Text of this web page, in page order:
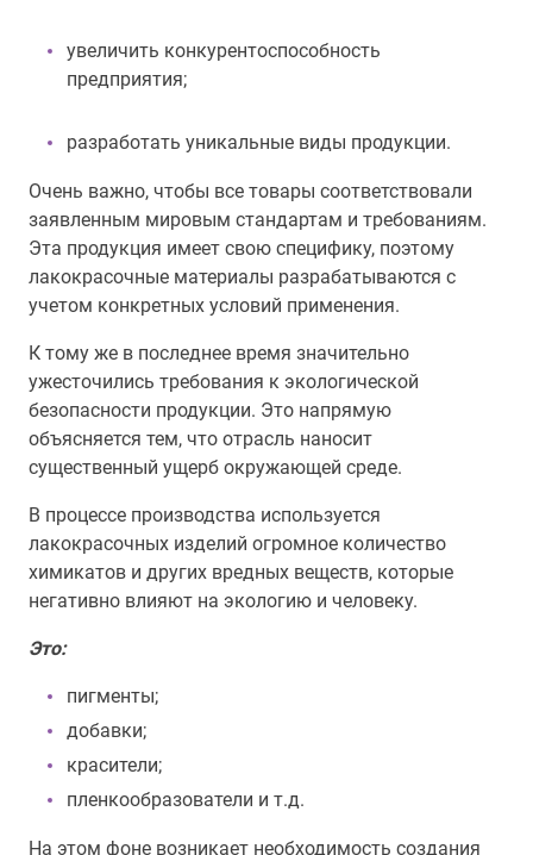
увеличить конкурентоспособность
предприятия;
разработать уникальные виды продукции.
Очень важно, чтобы все товары соответствовали
заявленным мировым стандартам и требованиям.
Эта продукция имеет свою специфику, поэтому
лакокрасочные материалы разрабатываются с
учетом конкретных условий применения.
К тому же в последнее время значительно
ужесточились требования к экологической
безопасности продукции. Это напрямую
объясняется тем, что отрасль наносит
существенный ущерб окружающей среде.
В процессе производства используется
лакокрасочных изделий огромное количество
химикатов и других вредных веществ, которые
негативно влияют на экологию и человеку.
Это:
пигменты;
добавки;
красители;
пленкообразователи и т.д.
На этом фоне возникает необходимость создания